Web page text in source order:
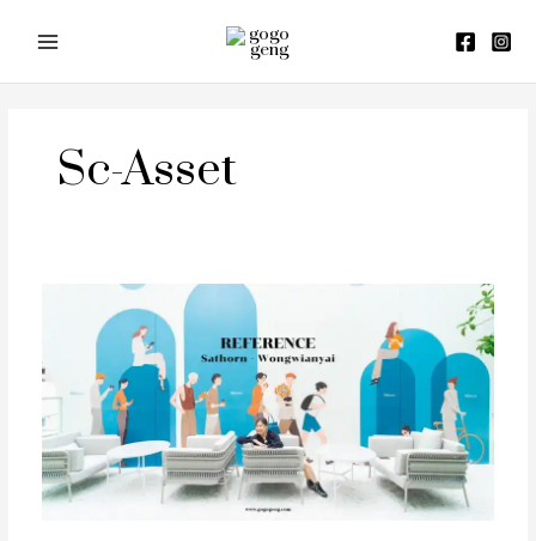
Sc-Asset
Reference
Sathorn
–
Wongwianyai